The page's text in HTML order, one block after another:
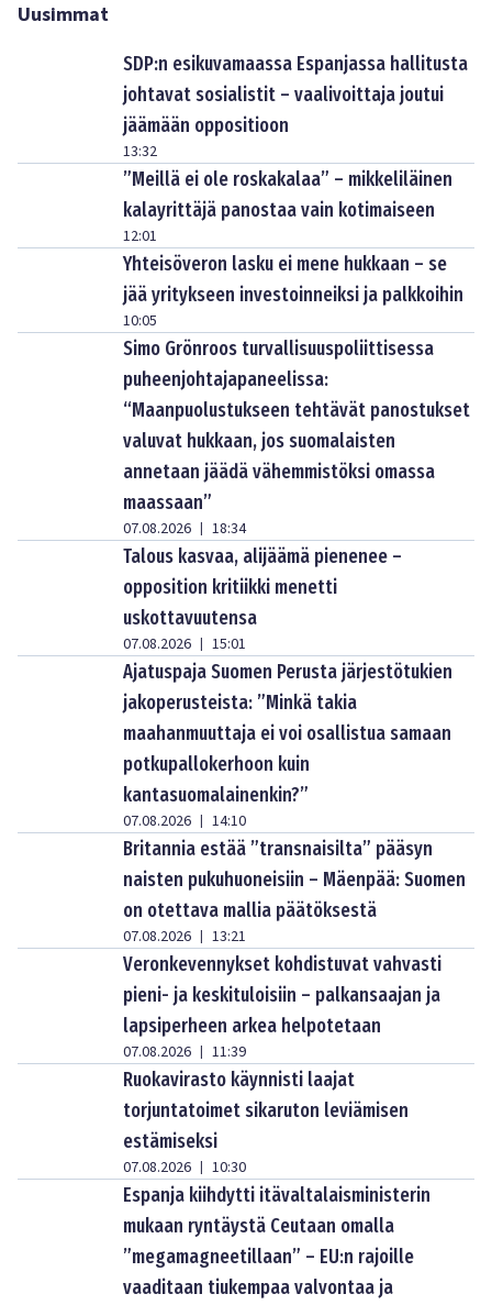
Uusimmat
SDP:n esikuvamaassa Espanjassa hallitusta
johtavat sosialistit – vaalivoittaja joutui
jäämään oppositioon
13:32
”Meillä ei ole roskakalaa” – mikkeliläinen
kalayrittäjä panostaa vain kotimaiseen
12:01
Yhteisöveron lasku ei mene hukkaan – se
jää yritykseen investoinneiksi ja palkkoihin
10:05
Simo Grönroos turvallisuuspoliittisessa
puheenjohtajapaneelissa:
“Maanpuolustukseen tehtävät panostukset
valuvat hukkaan, jos suomalaisten
annetaan jäädä vähemmistöksi omassa
maassaan”
07.08.2026 | 18:34
Talous kasvaa, alijäämä pienenee –
opposition kritiikki menetti
uskottavuutensa
07.08.2026 | 15:01
Ajatuspaja Suomen Perusta järjestötukien
jakoperusteista: ”Minkä takia
maahanmuuttaja ei voi osallistua samaan
potkupallokerhoon kuin
kantasuomalainenkin?”
07.08.2026 | 14:10
Britannia estää ”transnaisilta” pääsyn
naisten pukuhuoneisiin – Mäenpää: Suomen
on otettava mallia päätöksestä
07.08.2026 | 13:21
Veronkevennykset kohdistuvat vahvasti
pieni- ja keskituloisiin – palkansaajan ja
lapsiperheen arkea helpotetaan
07.08.2026 | 11:39
Ruokavirasto käynnisti laajat
torjuntatoimet sikaruton leviämisen
estämiseksi
07.08.2026 | 10:30
Espanja kiihdytti itävaltalaisministerin
mukaan ryntäystä Ceutaan omalla
”megamagneetillaan” – EU:n rajoille
vaaditaan tiukempaa valvontaa ja